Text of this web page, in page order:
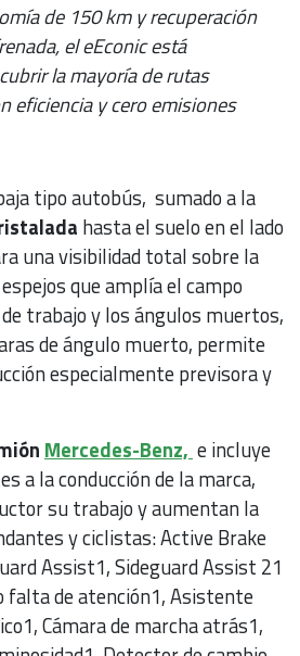
de 150 km y recuperación
el eEconic está
la mayoría de rutas
eficiencia y cero emisiones
tipo autobús, sumado a la
hasta el suelo en el lado
una visibilidad total sobre la
que amplía el campo
trabajo y los ángulos muertos,
de ángulo muerto, permite
especialmente previsora y
Mercedes-Benz, e incluye
a la conducción de la marca,
su trabajo y aumentan la
y ciclistas: Active Brake
Assist1, Sideguard Assist 21
falta de atención1, Asistente
Cámara de marcha atrás1,